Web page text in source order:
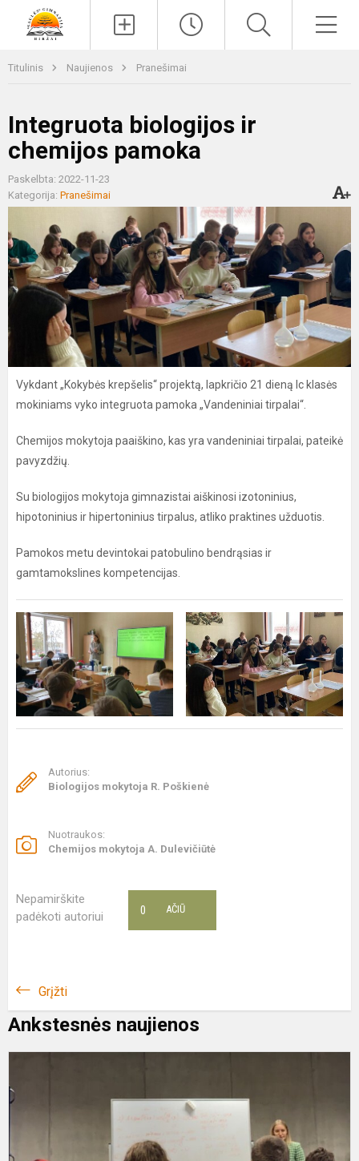
Titulinis Naujienos Pranešimai
Integruota biologijos ir
chemijos pamoka
Paskelbta: 2022-11-23
Kategorija: Pranešimai
Vykdant „Kokybės krepšelis“ projektą, lapkričio 21 dieną Ic klasės
mokiniams vyko integruota pamoka „Vandeniniai tirpalai“.
Chemijos mokytoja paaiškino, kas yra vandeniniai tirpalai, pateikė
pavyzdžių.
Su biologijos mokytoja gimnazistai aiškinosi izotoninius,
hipotoninius ir hipertoninius tirpalus, atliko praktines užduotis.
Pamokos metu devintokai patobulino bendrąsias ir
gamtamokslines kompetencijas.
Autorius:
Biologijos mokytoja R. Poškienė
Nuotraukos:
Chemijos mokytoja A. Dulevičiūtė
Nepamirškite
padėkoti autoriui
AČIŪ
0
Grįžti
Ankstesnės naujienos